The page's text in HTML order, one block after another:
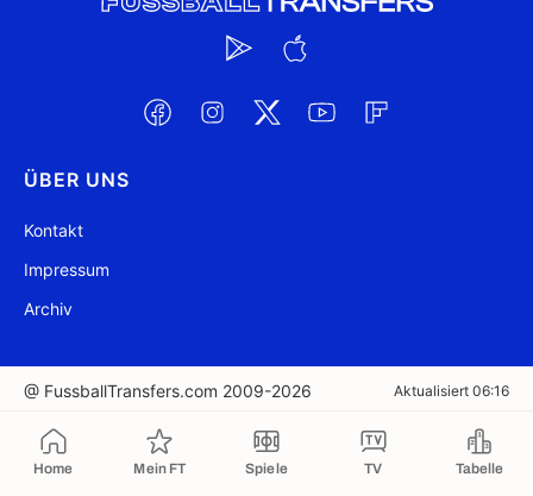
Home Mein FT Spiele TV Tabelle
ÜBER UNS
Kontakt
Impressum
Archiv
@ FussballTransfers.com 2009-2026 Aktualisiert 06:16
In die Zwischenablage kopiert